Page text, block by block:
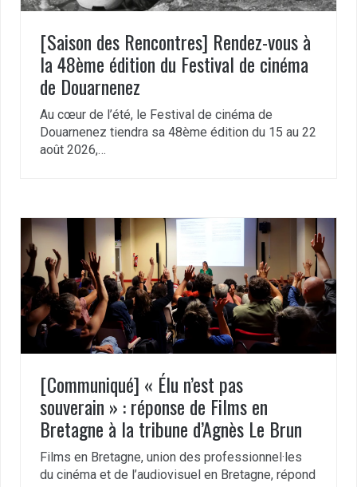
[Saison des Rencontres] Rendez-vous à
la 48ème édition du Festival de cinéma
de Douarnenez
Au cœur de l’été, le Festival de cinéma de
Douarnenez tiendra sa 48ème édition du 15 au 22
août 2026,…
[Communiqué] « Élu n’est pas
souverain » : réponse de Films en
Bretagne à la tribune d’Agnès Le Brun
Films en Bretagne, union des professionnel·les
du cinéma et de l’audiovisuel en Bretagne, répond